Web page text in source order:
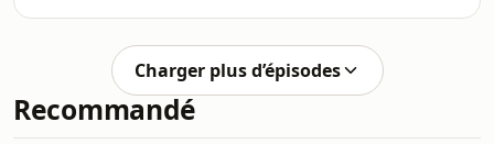
اليوم: الدكتورة منار مراد، استشارية التخدير
والإنعاش في المستشفى الأوروبي جورج
بومبيدو.
Charger plus d’épisodes
Recommandé